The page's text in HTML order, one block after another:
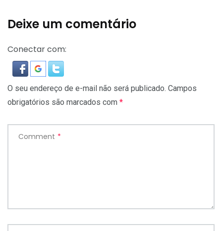
Deixe um comentário
Conectar com:
O seu endereço de e-mail não será publicado. Campos
obrigatórios são marcados com *
Comment *